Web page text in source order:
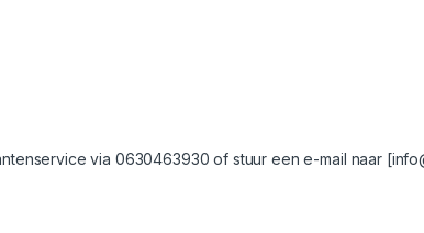
via 0630463930 of stuur een e-mail naar [